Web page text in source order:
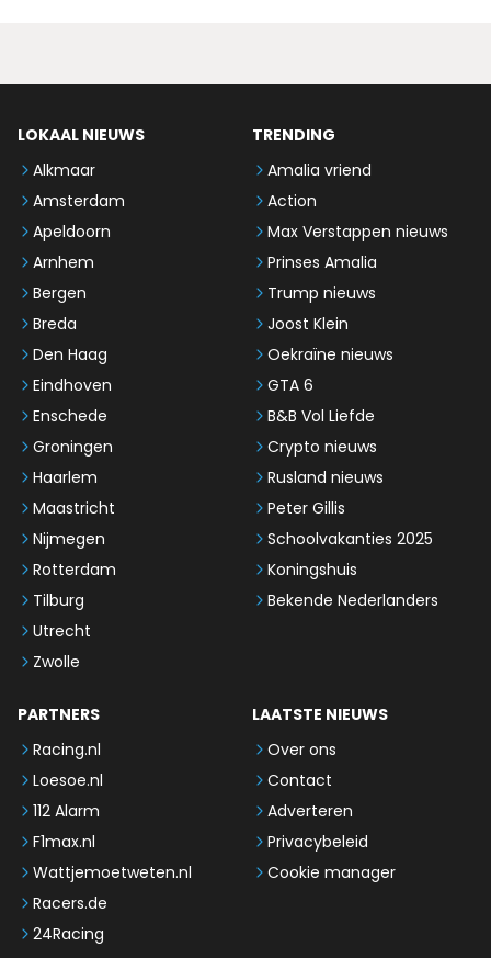
LOKAAL NIEUWS
Alkmaar
Amsterdam
Apeldoorn
Arnhem
Bergen
Breda
Den Haag
Eindhoven
Enschede
Groningen
Haarlem
Maastricht
Nijmegen
Rotterdam
Tilburg
Utrecht
Zwolle
TRENDING
Amalia vriend
Action
Max Verstappen nieuws
Prinses Amalia
Trump nieuws
Joost Klein
Oekraïne nieuws
GTA 6
B&B Vol Liefde
Crypto nieuws
Rusland nieuws
Peter Gillis
Schoolvakanties 2025
Koningshuis
Bekende Nederlanders
PARTNERS
Racing.nl
Loesoe.nl
112 Alarm
F1max.nl
Wattjemoetweten.nl
Racers.de
24Racing
LAATSTE NIEUWS
Over ons
Contact
Adverteren
Privacybeleid
Cookie manager